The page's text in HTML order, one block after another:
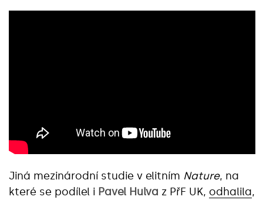
Jiná mezinárodní studie v elitním Nature, na
které se podílel i Pavel Hulva z PřF UK, odhalila,